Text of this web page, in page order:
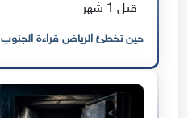
قبل 1 شهر
حين تخطئ الرياض قراءة الجنوب